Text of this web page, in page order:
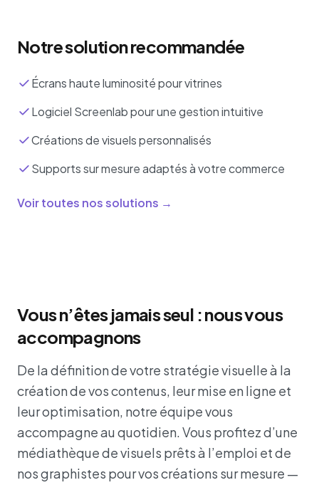
Notre solution recommandée
Écrans haute luminosité pour vitrines
Logiciel Screenlab pour une gestion intuitive
Créations de visuels personnalisés
Supports sur mesure adaptés à votre commerce
Voir toutes nos solutions →
Vous n’êtes jamais seul : nous vous
accompagnons
De la définition de votre stratégie visuelle à la
création de vos contenus, leur mise en ligne et
leur optimisation, notre équipe vous
accompagne au quotidien. Vous profitez d’une
médiathèque de visuels prêts à l’emploi et de
nos graphistes pour vos créations sur mesure —